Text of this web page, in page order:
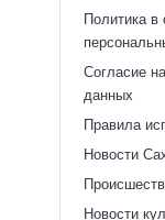
Политика в
Согласие
данных
Правила
Новости
Новости